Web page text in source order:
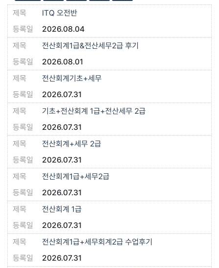
ITQ 오전반
2026.08.04
전산회계1급&전산세무2급 후기
2026.08.01
전산회계기초+세무
2026.07.31
기초+전산회계 1급+전산세무 2급
2026.07.31
전산회계+세무 2급
2026.07.31
전산회계1급+세무2급
2026.07.31
전산회계 1급
2026.07.31
전산회계1급+세무회계2급 수업후기
2026.07.31